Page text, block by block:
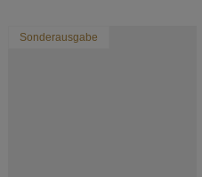
Sonderausgabe